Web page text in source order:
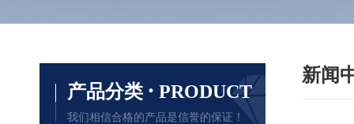
产品分类 · PRODUCT
我们相信合格的产品是信誉的保证！
新闻